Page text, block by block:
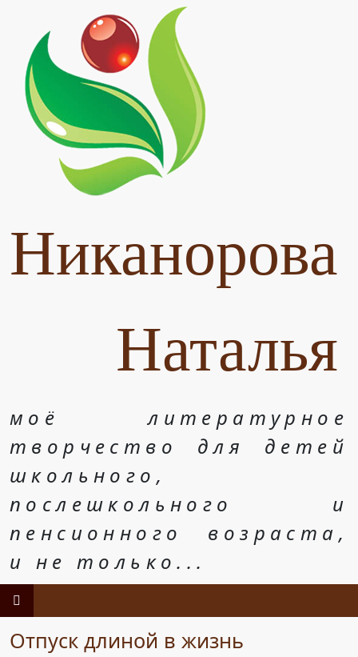
Никанорова
Наталья
моё литературное
творчество для детей
школьного,
послешкольного и
пенсионного возраста,
и не только...
Отпуск длиной в жизнь